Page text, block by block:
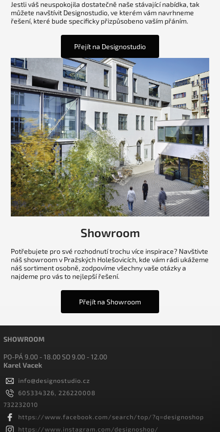
Jestli váš neuspokojila dostatečně naše stávající nabídka, tak
můžete navštívit Designostudio, ve kterém vám navrhneme
řešení, které bude specificky přizpůsobeno vaším přáním.
Přejít na Designostudio
Showroom
Potřebujete pro své rozhodnutí trochu více inspirace? Navštivte
náš showroom v Pražských Holešovicích, kde vám rádi ukážeme
náš sortiment osobně, zodpovíme všechny vaše otázky a
najdeme pro vás to nejlepší řešení.
Přejít na Showroom
SHOWROOM
PO-PÁ 9.00 - 18.00 SO 9.00 - 12.00
Karel Vacek
info@designostudio.cz
605334326, 226220008
732232010
https://www.facebook.com/search/top/?q=designoshop
https://www.instagram.com/designoshop/